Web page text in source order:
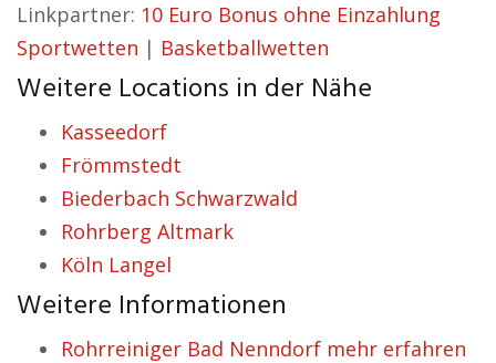
Linkpartner: 10 Euro Bonus ohne Einzahlung
Sportwetten | Basketballwetten
Weitere Locations in der Nähe
Kasseedorf
Frömmstedt
Biederbach Schwarzwald
Rohrberg Altmark
Köln Langel
Weitere Informationen
Rohrreiniger Bad Nenndorf mehr erfahren